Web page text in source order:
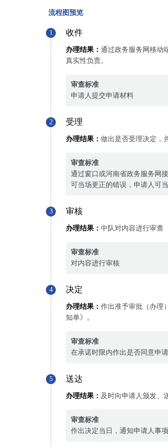
流程图预览
1 收件
办理结果： 通过政务服务网移动
真实性负责。
审查标准
申请人提交申请材料
2 受理
办理结果： 做出是否受理决定，
审查标准
通过窗口或河南省政务服务网
可当场更正的错误，申请人可当
3 审核
办理结果： 中队对内容进行审查
审查标准
对内容进行审核
4 决定
办理结果： 作出准予审批（办理
知单》。
审查标准
在承诺时限内作出是否同意申
5 送达
办理结果： 及时向申请人颁发、
审查标准
作出决定当日，通知申请人事